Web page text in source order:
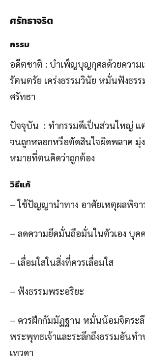
ศรัทธาจริต
กรรม
อดีตชาติ : บำเพ็ญบุญกุศลด้วยความ
รัตนตรัย เคร่งธรรมวินัย หมั่นฟังธร
ศรัทธา
ปัจจุบัน : ทำกรรมดีเป็นส่วนใหญ่ แ
จนถูกหลอกหรือตัดสินใจผิดพลาด มุ่ง
หมายที่ตนคิดว่าถูกต้อง
วิธีแก้
– ใช้ปัญญานำทาง อาศัยเหตุผลพิจา
– ลดความยึดมั่นถือมั่นในตัวเอง บุค
– เลื่อมใสในสิ่งที่ควรเลื่อมใส
– ฟังธรรมพระอริยะ
– ควรฝึกกัมมัฏฐาน หมั่นน้อมจิตระ
พระพุทธเจ้าและระลึกถึงธรรมอันท
เทวดา